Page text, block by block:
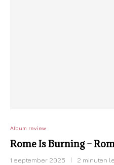
Album review
Rome Is Burning –
1 september 2025 2 minuten